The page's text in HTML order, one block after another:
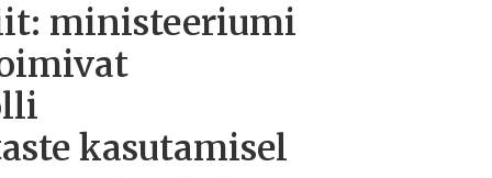
ministeeriumi
kasutamisel